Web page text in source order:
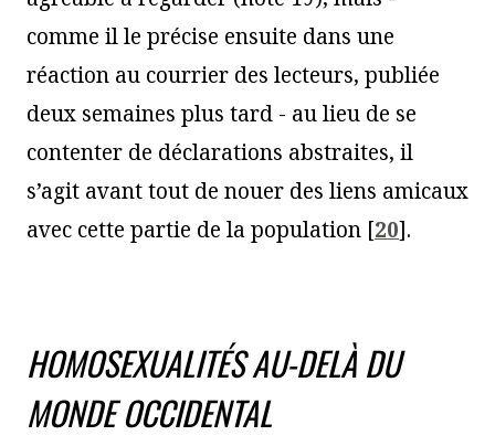
comme il le précise ensuite dans une
réaction au courrier des lecteurs, publiée
deux semaines plus tard - au lieu de se
contenter de déclarations abstraites, il
s’agit avant tout de nouer des liens amicaux
avec cette partie de la population [20].
HOMOSEXUALITÉS AU-DELÀ DU
MONDE OCCIDENTAL